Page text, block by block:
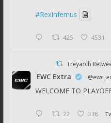
#RexInfernus
425 4531
Treyarch
EWC Extra
WELCOME TO
22 336